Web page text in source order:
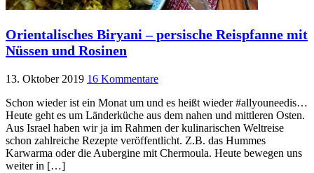
Orientalisches Biryani – persische Reispfanne mit
Nüssen und Rosinen
13. Oktober 2019 16 Kommentare
Schon wieder ist ein Monat um und es heißt wieder #allyouneedis…
Heute geht es um Länderküche aus dem nahen und mittleren Osten.
Aus Israel haben wir ja im Rahmen der kulinarischen Weltreise
schon zahlreiche Rezepte veröffentlicht. Z.B. das Hummes
Karwarma oder die Aubergine mit Chermoula. Heute bewegen uns
weiter in […]